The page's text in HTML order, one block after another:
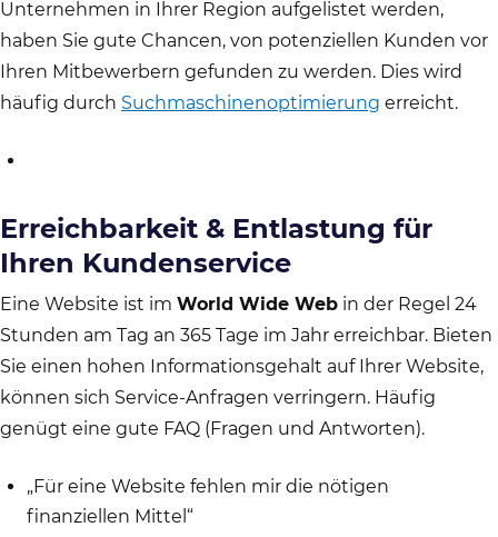
Unternehmen in Ihrer Region aufgelistet werden,
haben Sie gute Chancen, von potenziellen Kunden vor
Ihren Mitbewerbern gefunden zu werden. Dies wird
häufig durch Suchmaschinenoptimierung erreicht.
Erreichbarkeit & Entlastung für
Ihren Kundenservice
Eine Website ist im World Wide Web in der Regel 24
Stunden am Tag an 365 Tage im Jahr erreichbar. Bieten
Sie einen hohen Informationsgehalt auf Ihrer Website,
können sich Service-Anfragen verringern. Häufig
genügt eine gute FAQ (Fragen und Antworten).
„Für eine Website fehlen mir die nötigen
finanziellen Mittel“